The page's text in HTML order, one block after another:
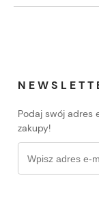
Podaj swój adres
zakupy!